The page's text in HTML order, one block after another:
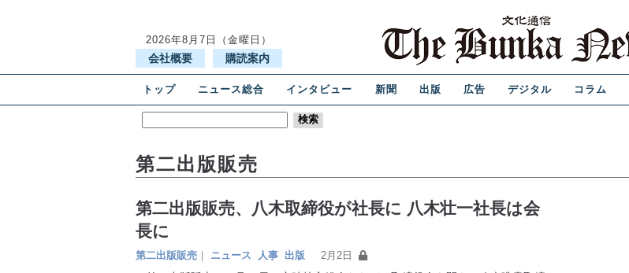
2026年8月7日（金曜日）
会社概要 購読案内
トップ ニュース総合 インタビュー 新聞 出版 広告 デジタル コラム
第二出版販売
第二出版販売、八木取締役が社長に 八木壮一社長は会
長に
第二出版販売 ｜ ニュース 人事 出版 2月2日